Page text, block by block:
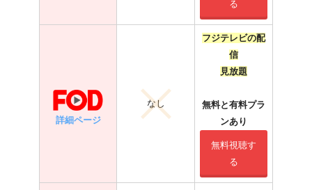
る
詳細ページ
なし
フジテレビの配
信
見放題
無料と有料プラ
ンあり
無料視聴す
る